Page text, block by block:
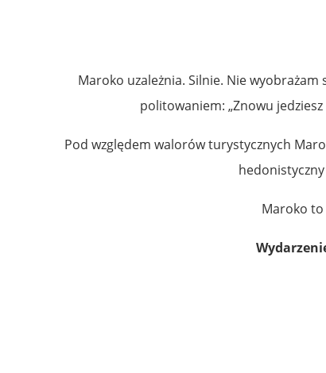
Maroko uzależnia. Silnie. Nie
politowaniem: „Znowu
Pod względem walorów turystycznych
Maroko to